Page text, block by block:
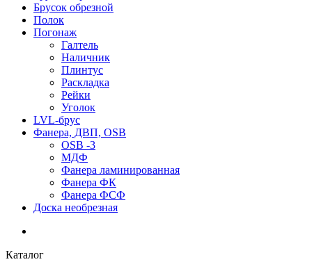
Брусок обрезной
Полок
Погонаж
Галтель
Наличник
Плинтус
Раскладка
Рейки
Уголок
LVL-брус
Фанера, ДВП, OSB
OSB -3
МДФ
Фанера ламинированная
Фанера ФК
Фанера ФСФ
Доска необрезная
Каталог